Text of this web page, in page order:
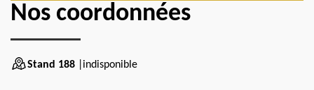
Nos coordonnées
Stand 188 |indisponible